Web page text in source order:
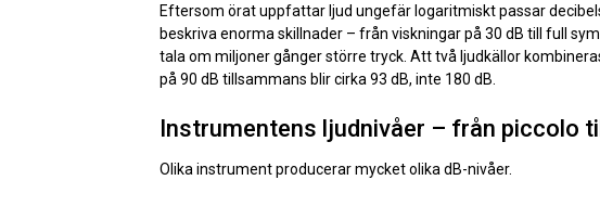
Eftersom örat uppfattar ljud ungefär logaritmiskt passar
beskriva enorma skillnader – från viskningar på 30 dB till full
tala om miljoner gånger större tryck. Att två ljudkällor
på 90 dB tillsammans blir cirka 93 dB, inte 180 dB.
Instrumentens ljudnivåer – från piccolo
Olika instrument producerar mycket olika dB-nivåer.